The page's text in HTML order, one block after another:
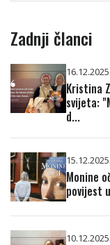
Zadnji članci
Kristina
svijeta:
d...
Monine
povijest